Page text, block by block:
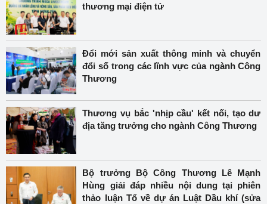
thương mại điện tử
Đổi mới sản xuất thông minh và chuyển
đổi số trong các lĩnh vực của ngành Công
Thương
Thương vụ bắc 'nhịp cầu' kết nối, tạo dư
địa tăng trưởng cho ngành Công Thương
Bộ trưởng Bộ Công Thương Lê Mạnh
Hùng giải đáp nhiều nội dung tại phiên
thảo luận Tổ về dự án Luật Dầu khí (sửa